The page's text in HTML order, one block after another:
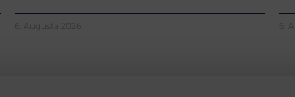
6. Augusta 2026. 6.